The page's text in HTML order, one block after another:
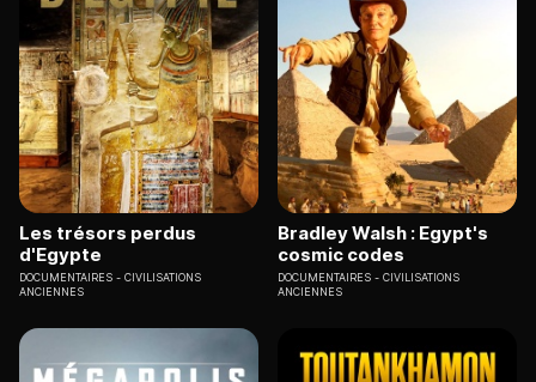
Les trésors perdus
d'Egypte
DOCUMENTAIRES
CIVILISATIONS
ANCIENNES
Bradley Walsh : Egypt's
cosmic codes
DOCUMENTAIRES
CIVILISATIONS
ANCIENNES